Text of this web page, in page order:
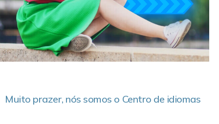
Muito prazer, nós somos o Centro de idiomas